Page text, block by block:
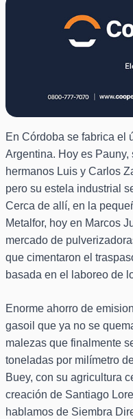
En Córdoba se fabrica el
Argentina. Hoy es
hermanos Luis y Carlos
pero su estela industrial
Cerca de allí, en la
Metalfor, hoy en Marcos
mercado de
que cimentaron el
basada en el laboreo de
Enorme ahorro de
gasoil que ya no se
malezas que finalmente
toneladas por milímetro
Buey, con su agricultura
creación de Santiago
hablamos de Siembra